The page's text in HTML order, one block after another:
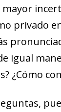
privado
igual
¿Cómo